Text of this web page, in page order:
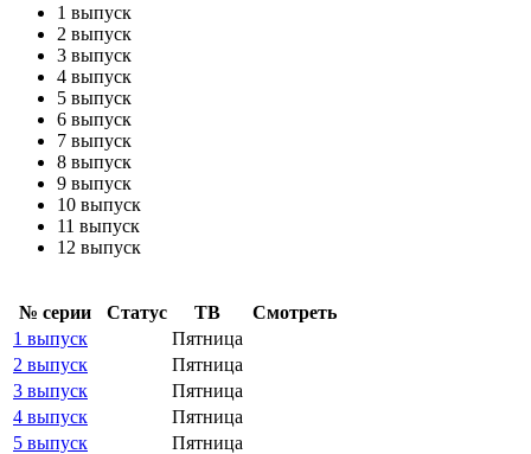
1 выпуск
2 выпуск
3 выпуск
4 выпуск
5 выпуск
6 выпуск
7 выпуск
8 выпуск
9 выпуск
10 выпуск
11 выпуск
12 выпуск
№ се­рии Ста­тус ТВ
Смот­реть
1 выпуск
Пятница
2 выпуск
Пятница
3 выпуск
Пятница
4 выпуск
Пятница
5 выпуск
Пятница